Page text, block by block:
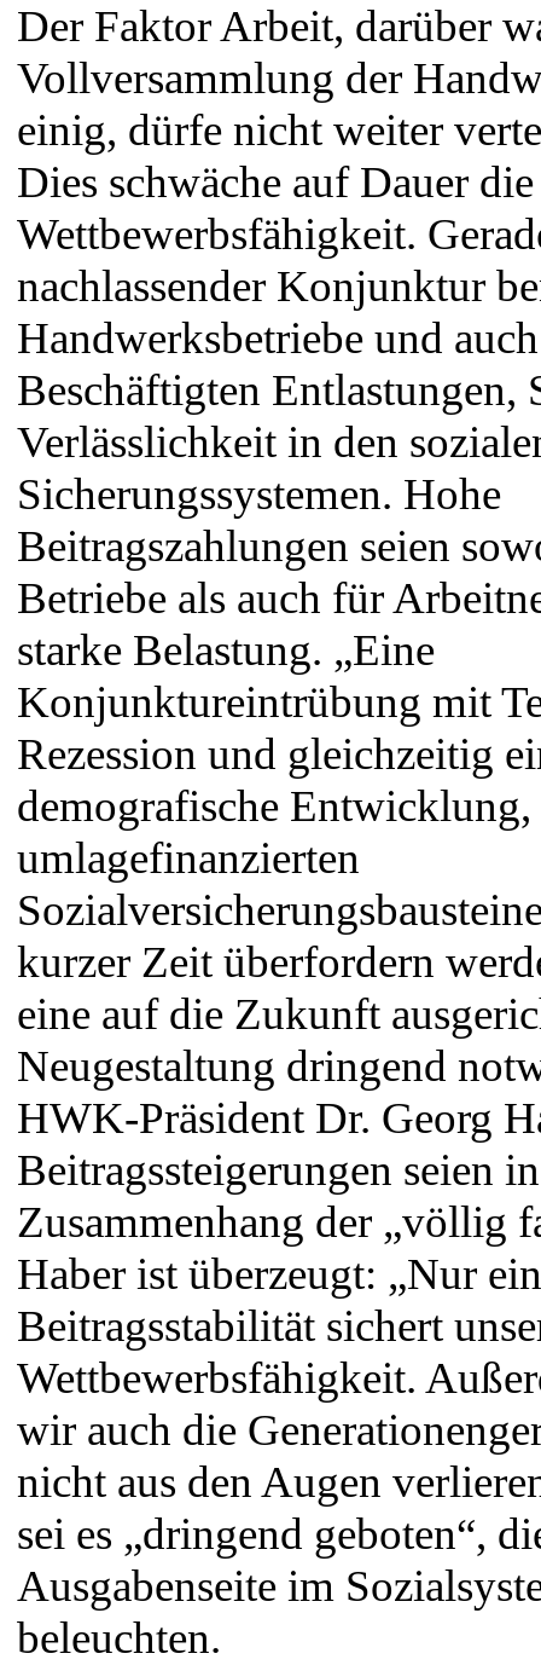
Der Faktor Arbeit, darüber
Vollversammlung der
einig, dürfe nicht weiter
Dies schwäche auf Dauer die
Wettbewerbsfähigkeit.
nachlassender Konjunktur
Handwerksbetriebe und
Beschäftigten Entlastungen,
Verlässlichkeit in den
Sicherungssystemen. Hohe
Beitragszahlungen seien
Betriebe als auch für
starke Belastung. „Eine
Konjunktureintrübung mit
Rezession und gleichzeitig
demografische
umlagefinanzierten
kurzer Zeit überfordern
eine auf die Zukunft
Neugestaltung dringend
HWK-Präsident Dr. Georg
Beitragssteigerungen seien
Zusammenhang der „völlig
Haber ist überzeugt: „Nur
Beitragsstabilität sichert
Wettbewerbsfähigkeit.
wir auch die
nicht aus den Augen
sei es „dringend geboten“,
Ausgabenseite im
beleuchten.